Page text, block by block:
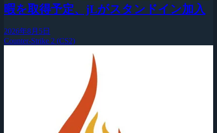
暇を取得予定、jLがスタンドイン加入
2026年8月5日
Counter-Strike 2 (CS2)